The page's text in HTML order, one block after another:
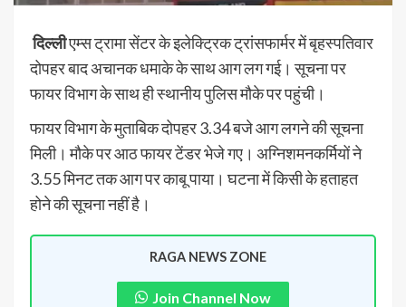
दिल्लीएम्स ट्रामा सेंटर के इलेक्ट्रिक ट्रांसफार्मर में बृहस्पतिवार
दोपहर बाद अचानक धमाके के साथ आग लग गई। सूचना पर
फायर विभाग के साथ ही स्थानीय पुलिस मौके पर पहुंची।
फायर विभाग के मुताबिक दोपहर 3.34 बजे आग लगने की सूचना
मिली। मौके पर आठ फायर टेंडर भेजे गए। अग्निशमनकर्मियों ने
3.55 मिनट तक आग पर काबू पाया। घटना में किसी के हताहत
होने की सूचना नहीं है।
RAGA NEWS ZONE
Join Channel Now